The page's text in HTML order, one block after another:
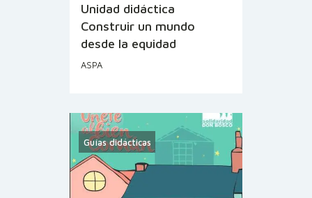
Unidad didáctica
Construir un mundo
desde la equidad
ASPA
Guías didácticas